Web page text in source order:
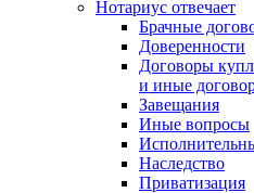
Нотариус отвечает
Брачные
Доверенности
Договоры
и иные
Завещания
Иные вопросы
Наследство
Приватизация